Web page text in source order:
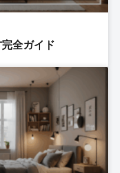
全ガイド